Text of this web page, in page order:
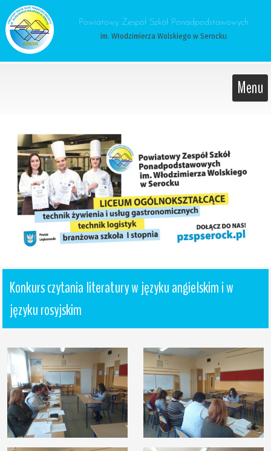
Powiatowy Zespół Szkół Ponadpodstawowych
im. Włodzimierza Wolskiego w Serocku
Menu
Konkurs czytania literatury w języku angielskim i w
języku rosyjskim